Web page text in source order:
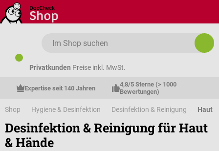
Zum Hauptinhalt springen
Privatkunden Preise inkl. MwSt.
Expertise seit 140 Jahren
4,8/5 Sterne (> 1000
Bewertungen)
Shop Hygiene & Desinfektion Desinfektion & Reinigung Haut
Desinfektion & Reinigung für Haut
& Hände